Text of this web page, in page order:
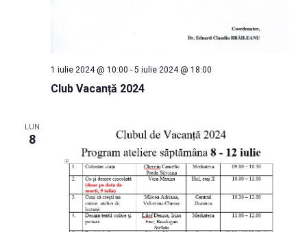
Club Vacanță 2024
1 iulie 2024 @ 10:00 - 5 iulie 2024 @ 18:00
LUN
8